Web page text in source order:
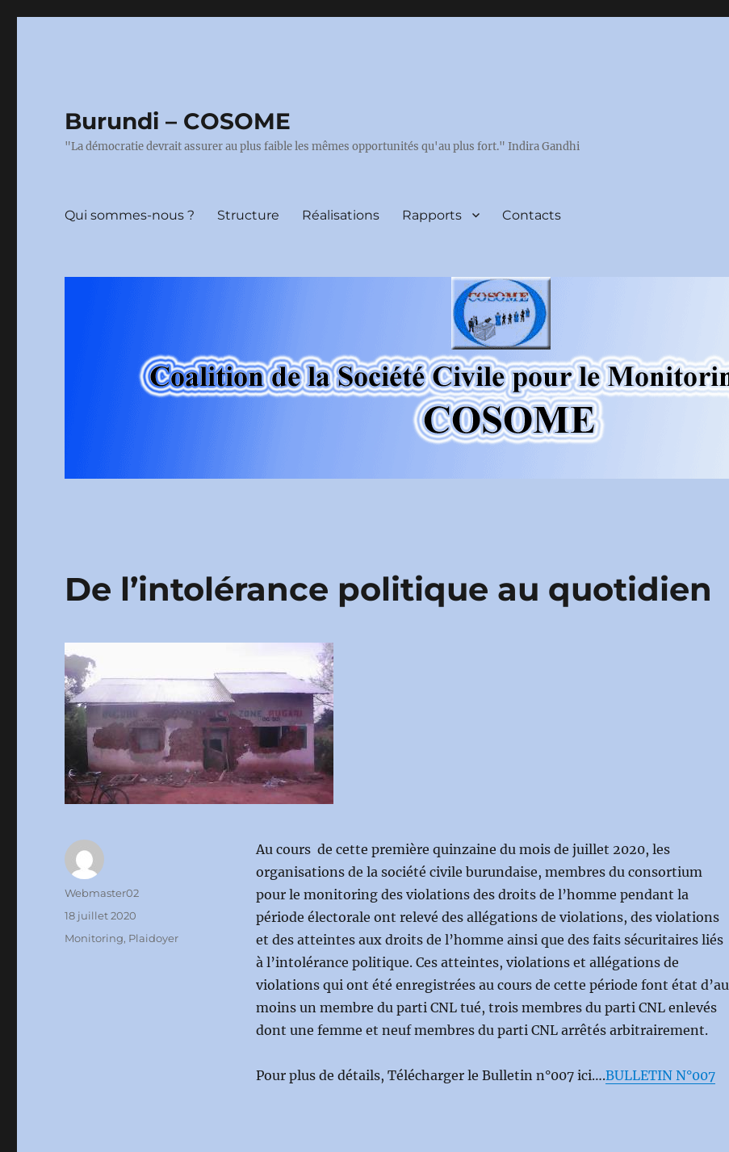
Burundi – COSOME
"La démocratie devrait assurer au plus faible les mêmes opportunités qu'au plus fort." Indira Gandhi
Qui sommes-nous ? Structure Réalisations Rapports Contacts
De l’intolérance politique au quotidien
Au cours de cette première quinzaine du mois de juillet 2020, les
organisations de la société civile burundaise, membres du consortium
pour le monitoring des violations des droits de l’homme pendant la
période électorale ont relevé des allégations de violations, des violations
et des atteintes aux droits de l’homme ainsi que des faits sécuritaires liés
à l’intolérance politique. Ces atteintes, violations et allégations de
violations qui ont été enregistrées au cours de cette période font état d’au
moins un membre du parti CNL tué, trois membres du parti CNL enlevés
dont une femme et neuf membres du parti CNL arrêtés arbitrairement.
Pour plus de détails, Télécharger le Bulletin n°007 ici….BULLETIN N°007
Auteur
Webmaster02
Publié
18 juillet 2020
Catégories
Monitoring, Plaidoyer